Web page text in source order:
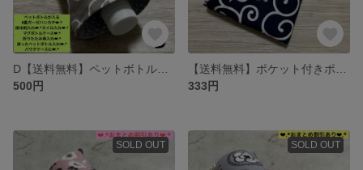
500円
333円
SOLD OUT SOLD OUT